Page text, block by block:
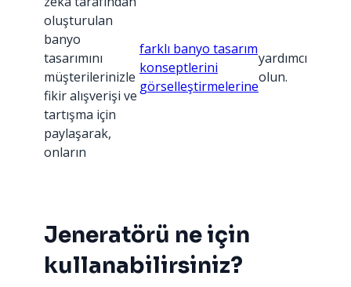
oluşturulan
banyo
tasarımını
müşterilerinizle
fikir alışverişi ve
tartışma için
paylaşarak,
onların
farklı banyo tasarım
konseptlerini
görselleştirmelerine
yardımcı
olun.
Jeneratörü ne için
kullanabilirsiniz?